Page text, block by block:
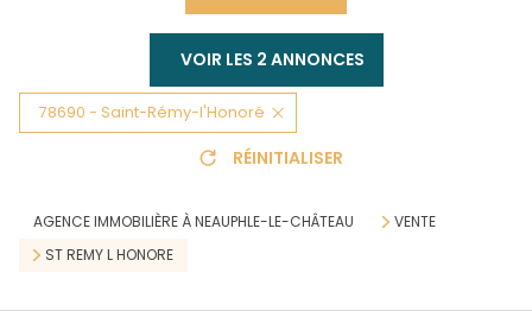
VOIR LES 2 ANNONCES
78690 - Saint-Rémy-l'Honoré
RÉINITIALISER
AGENCE IMMOBILIÈRE À NEAUPHLE-LE-CHÂTEAU
VENTE
ST REMY L HONORE